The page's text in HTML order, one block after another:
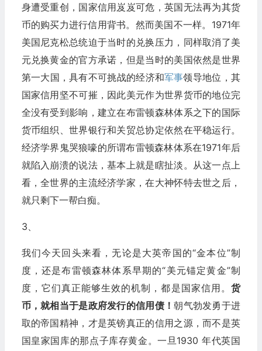
身遭受重创，国家信用岌岌可危，英国无法再为其货
币的购买力进行信用背书。然而美国不一样。1971年
美国尼克松总统迫于当时的兑换压力，同样取消了美
元兑换黄金的官方承诺，但是当时的美国依然是世界
第一大国，具有不可挑战的经济和军事领导地位，其
国家信用坚不可摧，因此美元作为世界货币的地位完
全没有受到影响，建立在布雷顿森林体系之下的国际
货币组织、世界银行和关贸总协定依然在平稳运行。
经济学界鬼哭狼嚎的所谓布雷顿森林体系在1971年后
就陷入崩溃的说法，基本上就是瞎扯淡。从这一点上
看，全世界的主流经济学家，在大神怀特去世之后，
就只剩下一帮白痴。
3、
我们今天回头来看，无论是大英帝国的“金本位”制
度，还是布雷顿森林体系早期的“美元锚定黄金”制
度，它们真正能够生效的机制，都是国家信用。 货
币，就相当于是政府发行的信用债！朝气勃发勇于进
取的帝国精神，才是英镑真正的信用之源，而不是英
国皇家国库的那点子库存黄金。一旦1930 年代英国